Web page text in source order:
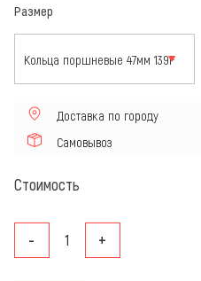
Размер
Доставка по городу
Самовывоз
Стоимость
- +